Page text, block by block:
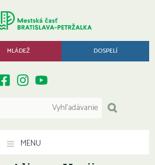
MLÁDEŽ DOSPELÍ
MENU